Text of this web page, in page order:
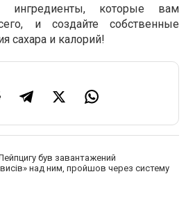
ингредиенты, которые вам
и создайте собственные
сахара и калорий!
був завантажений
над ним, пройшов через систему